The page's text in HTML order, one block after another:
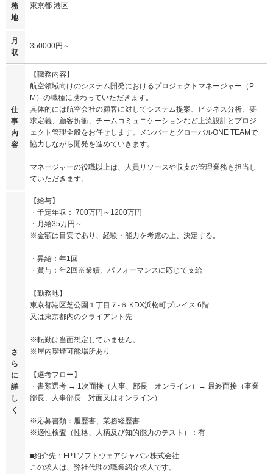
務
地
東京都 港区
月
収
350000円～
仕
事
内
容
【職務内容】
航空領域向けのシステム開発におけるプロジェクトマネージャー（P
M）の職種に携わっていただきます。
具体的には航空会社の顧客に対してシステム提案、ビジネス分析、要
求定義、顧客折衝、チームコミュニケーションなど上流設計とプロジ
ェクト管理全般をお任せします。メンバーとグローバルONE TEAMで
協力しながら開発を進めていきます。
マネージャーの役職以上は、人員リソースや収支の管理業務も担当し
ていただきます。
さ
ら
に
詳
し
く
【給与】
・予定年収： 700万円～1200万円
・月給35万円～
※金額は目安であり、経験・能力を考慮の上、決定する。
・昇給：年1回
・賞与：年2回※業績、パフォーマンスに応じて支給
【勤務地】
東京都港区芝公園１丁目７-６ KDX浜松町プレイス 6階
又は東京都内のクライアント先
※転勤は当面想定していません。
※屋内喫煙可能場所あり
【選考フロー】
・書類選考 → 1次面接（人事、部長 オンライン）→ 最終面接（事業
部長、人事部長 対面又はオンライン）
※応募書類：履歴書、業務経歴書
※適性検査（性格、人柄及び知的能力のテスト）：有
■紹介先：FPTソフトウェアジャパン株式会社
この求人は、弊社代理の職業紹介求人です。